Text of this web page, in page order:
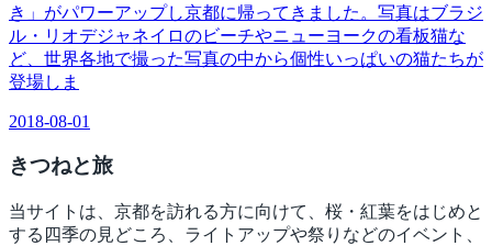
き」がパワーアップし京都に帰ってきました。写真はブラジ
ル・リオデジャネイロのビーチやニューヨークの看板猫な
ど、世界各地で撮った写真の中から個性いっぱいの猫たちが
登場しま
2018-08-01
きつねと旅
当サイトは、京都を訪れる方に向けて、桜・紅葉をはじめと
する四季の見どころ、ライトアップや祭りなどのイベント、